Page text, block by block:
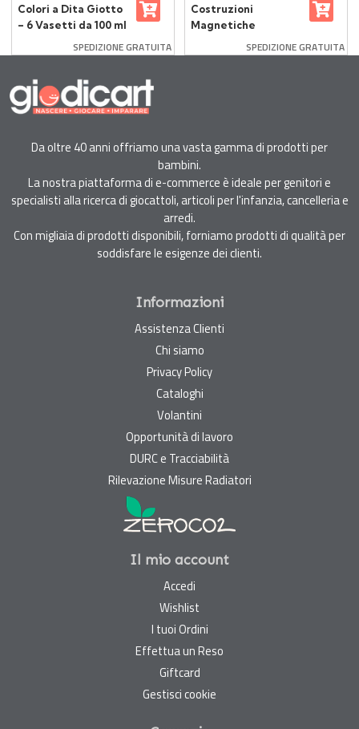
Colori a Dita Giotto
– 6 Vasetti da 100 ml
SPEDIZIONE GRATUITA
Costruzioni
Magnetiche
Tiles 30 Piastrelle
SPEDIZIONE GRATUITA
Da oltre 40 anni offriamo una vasta gamma di prodotti per
bambini.
La nostra piattaforma di e-commerce è ideale per genitori e
specialisti alla ricerca di giocattoli, articoli per l'infanzia, cancelleria e
arredi.
Con migliaia di prodotti disponibili, forniamo prodotti di qualità per
soddisfare le esigenze dei clienti.
Informazioni
Assistenza Clienti
Chi siamo
Privacy Policy
Cataloghi
Volantini
Opportunità di lavoro
DURC e Tracciabilità
Rilevazione Misure Radiatori
Il mio account
Accedi
Wishlist
I tuoi Ordini
Effettua un Reso
Giftcard
Gestisci cookie